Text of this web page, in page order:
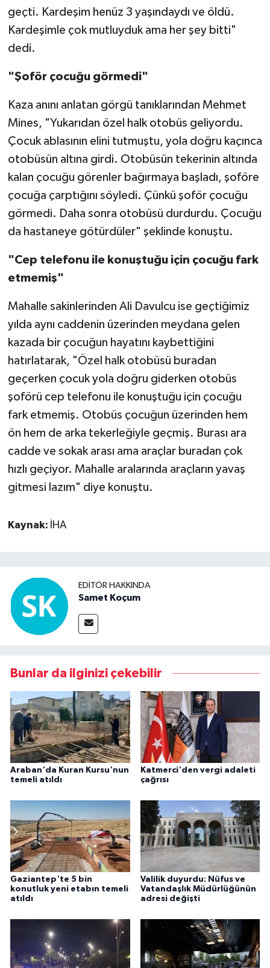
geçti. Kardeşim henüz 3 yaşındaydı ve öldü.
Kardeşimle çok mutluyduk ama her şey bitti"
dedi.
"Şoför çocuğu görmedi"
Kaza anını anlatan görgü tanıklarından Mehmet
Mines, "Yukarıdan özel halk otobüs geliyordu.
Çocuk ablasının elini tutmuştu, yola doğru kaçınca
otobüsün altına girdi. Otobüsün tekerinin altında
kalan çocuğu görenler bağırmaya başladı, şoföre
çocuğa çarptığını söyledi. Çünkü şoför çocuğu
görmedi. Daha sonra otobüsü durdurdu. Çocuğu
da hastaneye götürdüler" şeklinde konuştu.
"Cep telefonu ile konuştuğu için çocuğu fark
etmemiş"
Mahalle sakinlerinden Ali Davulcu ise geçtiğimiz
yılda aynı caddenin üzerinden meydana gelen
kazada bir çocuğun hayatını kaybettiğini
hatırlatarak, "Özel halk otobüsü buradan
geçerken çocuk yola doğru giderken otobüs
şoförü cep telefonu ile konuştuğu için çocuğu
fark etmemiş. Otobüs çocuğun üzerinden hem
ön hem de arka tekerleğiyle geçmiş. Burası ara
cadde ve sokak arası ama araçlar buradan çok
hızlı geçiyor. Mahalle aralarında araçların yavaş
gitmesi lazım" diye konuştu.
Kaynak: İHA
EDITÖR HAKKINDA
Samet Koçum
Bunlar da ilginizi çekebilir
Araban'da Kuran Kursu'nun
temeli atıldı
Katmerci'den vergi adaleti
çağrısı
Gaziantep'te 5 bin
konutluk yeni etabın temeli
atıldı
Valilik duyurdu: Nüfus ve
Vatandaşlık Müdürlüğünün
adresi değişti